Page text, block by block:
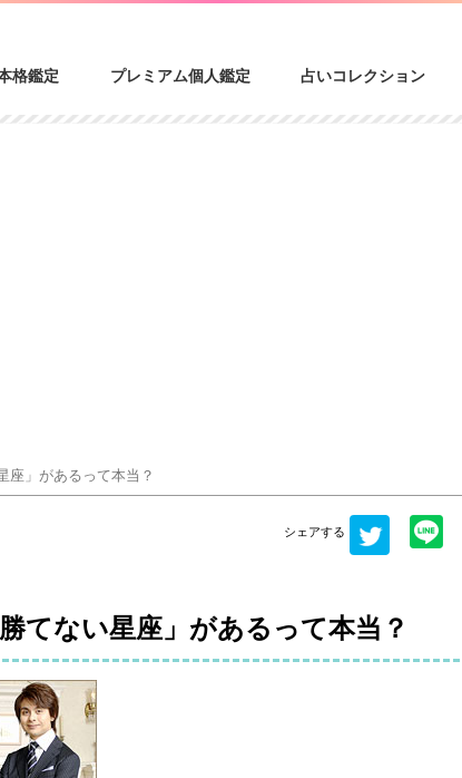
格鑑定 プレミアム個人鑑定 占いコレクション
座」があるって本当？
シェアする
てない星座」があるって本当？